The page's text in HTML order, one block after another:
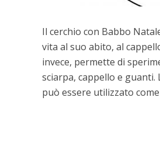
Il cerchio con Babbo
vita al suo abito, al
invece, permette di
sciarpa, cappello e
può essere utilizzato